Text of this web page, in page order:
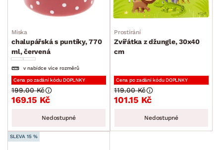
Miska
chalupářská s puntíky, 770
ml, červená
v nabídce více rozměrů
Cena po zadání kódu DOPLNKY
169.15 Kč
199.00 Kč
Nedostupné
Prostírání
Zvířátka z džungle, 30x40
cm
Cena po zadání kódu DOPLNKY
101.15 Kč
119.00 Kč
Nedostupné
SLEVA 15 %